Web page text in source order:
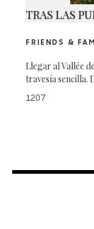
TRAS LAS
FRIENDS &
Llegar al Vallée
travesía sencilla.
1207